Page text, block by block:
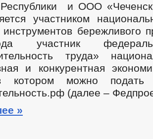
Республики и ООО
участником
бережливого
участник
труда»
и конкурентная
котором можно подать
(далее –
»